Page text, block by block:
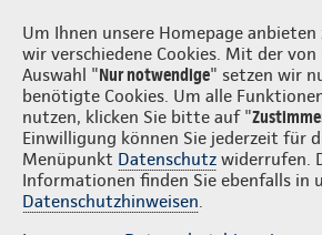
Um Ihnen unsere Homepage
wir verschiedene Cookies. Mit der
Auswahl "Nur notwendige" setzen wir
benötigte Cookies. Um alle
nutzen, klicken Sie bitte auf "
Einwilligung können Sie jederzeit für
Menüpunkt Datenschutz widerrufen.
Informationen finden Sie ebenfalls in
Datenschutzhinweisen.
Otmar Schnepel
Gute Gründe Tarife & Leistungen